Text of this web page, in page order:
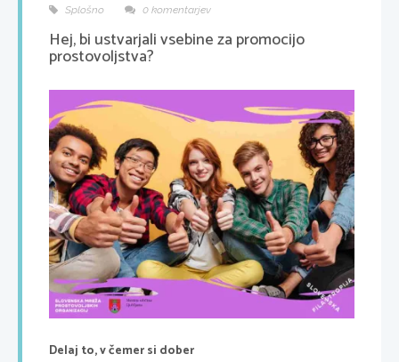
Splošno 0 komentarjev
Hej, bi ustvarjali vsebine za promocijo
prostovoljstva?
Delaj to, v čemer si dober